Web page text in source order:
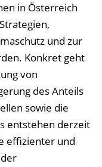
in Österreich
und zur
Konkret geht
von
des Anteils
sowie die
entstehen derzeit
effizienter und